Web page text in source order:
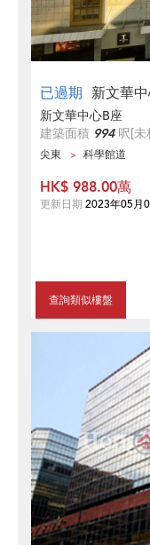
已過期 新文華
新文華中心B座
建築面積 994呎[未
尖東 科學館道
查詢類似樓盤
HK$ 988.00萬
更新日期 2023年05月